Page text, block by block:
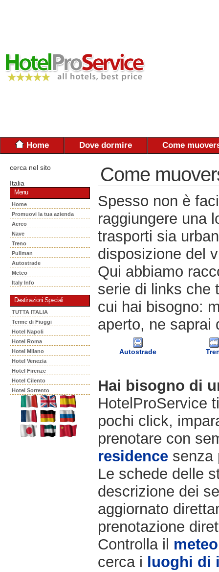
Home Dove dormire Come
cerca nel sito
Italia
Menu
Home
Promuovi la tua azienda
Aereo
Nave
Treno
Pullman
Autostrade
Meteo
Italy Info
Destinazioni Speciali
TUTTA ITALIA
Terme di Fiuggi
Hotel Napoli
Hotel Roma
Hotel Milano
Hotel Venezia
Hotel Firenze
Hotel Cilento
Hotel Sorrento
Come
Spesso non è
raggiungere una
trasporti sia
disposizione del
Qui abbiamo
serie di links che
cui hai bisogno:
aperto, ne saprai
Autostrade
Hai bisogno di
HotelProService
pochi click,
prenotare con
residence senza
Le schede delle
descrizione dei
aggiornato
prenotazione
Controlla il meteo
cerca i luoghi di